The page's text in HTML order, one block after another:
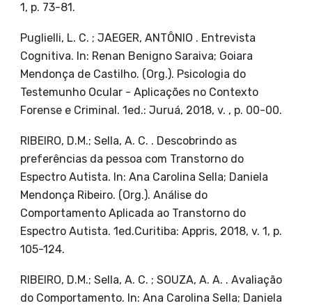
1, p. 73-81.
Puglielli, L. C. ; JAEGER, ANTÔNIO . Entrevista
Cognitiva. In: Renan Benigno Saraiva; Goiara
Mendonça de Castilho. (Org.). Psicologia do
Testemunho Ocular - Aplicações no Contexto
Forense e Criminal. 1ed.: Juruá, 2018, v. , p. 00-00.
RIBEIRO, D.M.; Sella, A. C. . Descobrindo as
preferências da pessoa com Transtorno do
Espectro Autista. In: Ana Carolina Sella; Daniela
Mendonça Ribeiro. (Org.). Análise do
Comportamento Aplicada ao Transtorno do
Espectro Autista. 1ed.Curitiba: Appris, 2018, v. 1, p.
105-124.
RIBEIRO, D.M.; Sella, A. C. ; SOUZA, A. A. . Avaliação
do Comportamento. In: Ana Carolina Sella; Daniela